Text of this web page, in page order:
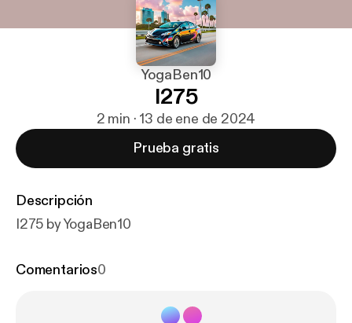
YogaBen10
I275
2 min · 13 de ene de 2024
Prueba gratis
Descripción
I275 by YogaBen10
Comentarios0